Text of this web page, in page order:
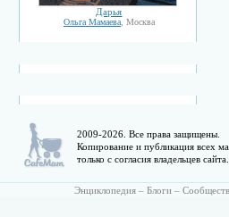
Дарья
Ольга Мамаева, Москва
2009-2026. Все права защищены.
Копирование и публикация всех
только с согласия владельцев сайта.
Энциклопедия – Блоги –